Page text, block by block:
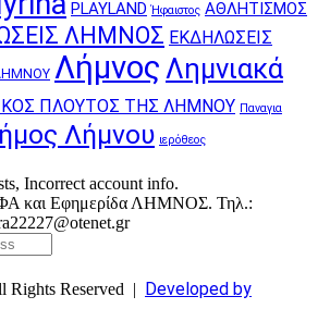
PLAYLAND Ήφαιστος ΑΘΛΗΤΙΣΜΟΣ
ΛΗΜΝΟΣ ΕΚΔΗΛΩΣΕΙΣ
Λήμνος Λημνιακά
ΠΛΟΥΤΟΣ ΤΗΣ ΛΗΜΝΟΥ Παναγια
Λήμνου ιερόθεος
Incorrect account info.
και Εφημερίδα ΛΗΜΝΟΣ. Τηλ.:
Rights Reserved | Developed by